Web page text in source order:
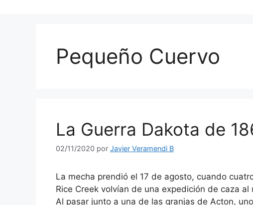
Pequeño Cuervo
La Guerra Dakota de
02/11/2020 por Javier Veramendi B
La mecha prendió el 17 de agosto, cuando
Rice Creek volvían de una expedición de caza
Al pasar junto a una de las granjas de Acton,